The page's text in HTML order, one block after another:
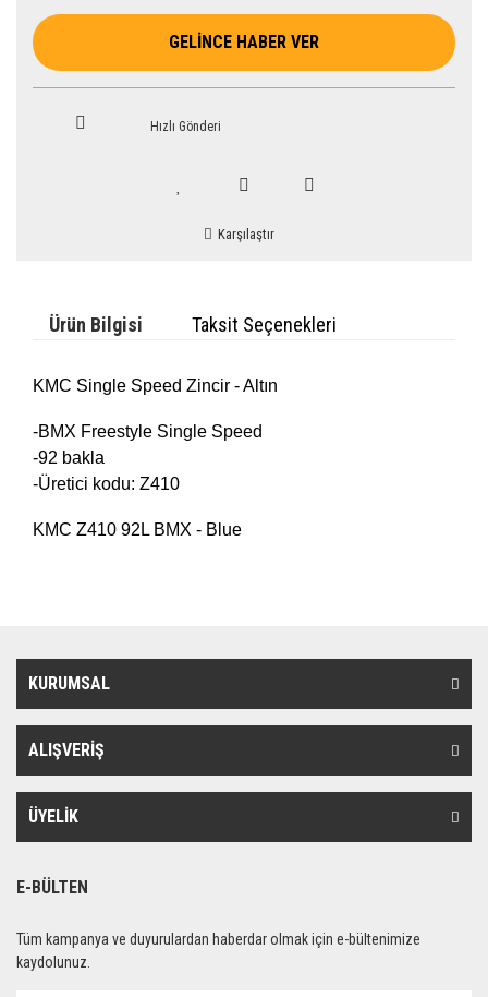
GELİNCE HABER VER
Hızlı Gönderi
Karşılaştır
Ürün Bilgisi Taksit Seçenekleri
KMC Single Speed Zincir - Altın
-BMX Freestyle Single Speed
-92 bakla
-Üretici kodu: Z410
KMC Z410 92L BMX - Blue
KURUMSAL
ALIŞVERİŞ
ÜYELİK
E-BÜLTEN
Tüm kampanya ve duyurulardan haberdar olmak için e-bültenimize
kaydolunuz.